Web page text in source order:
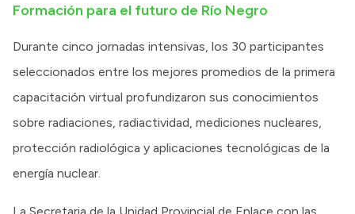
Formación para el futuro de Río Negro
Durante cinco jornadas intensivas, los 30 participantes
seleccionados entre los mejores promedios de la primera
capacitación virtual profundizaron sus conocimientos
sobre radiaciones, radiactividad, mediciones nucleares,
protección radiológica y aplicaciones tecnológicas de la
energía nuclear.
La Secretaria de la Unidad Provincial de Enlace con las